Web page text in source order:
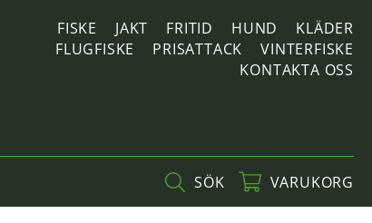
FISKE JAKT FRITID HUND
KLÄDER
FLUGFISKE
PRISATTACK
VINTERFISKE
KONTAKTA OSS
SÖK VARUKORG